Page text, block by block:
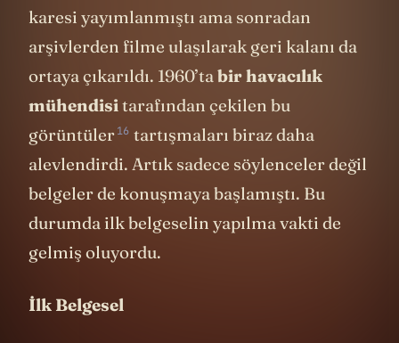
iddia ettiği bu görüntülerin sadece önce bir
karesi yayımlanmıştı ama sonradan
arşivlerden filme ulaşılarak geri kalanı da
ortaya çıkarıldı. 1960’tabir havacılık
mühendisitarafından çekilenbu
görüntüler16
tartışmaları biraz daha
alevlendirdi. Artık sadece söylenceler değil
belgeler de konuşmaya başlamıştı. Bu
durumda ilk belgeselin yapılma vakti de